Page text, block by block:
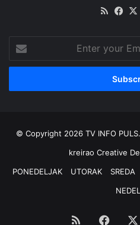
RSS
your
Email
© Copyright 2026 TV INFO
kreirao Creative
PONEDELJAK
UTORAK SREDA
RSS